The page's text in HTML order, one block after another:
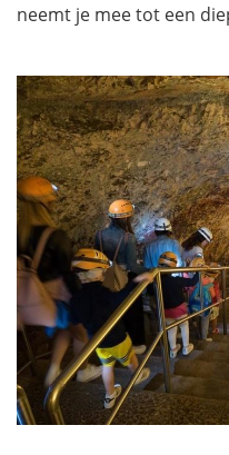
neemt je mee tot een